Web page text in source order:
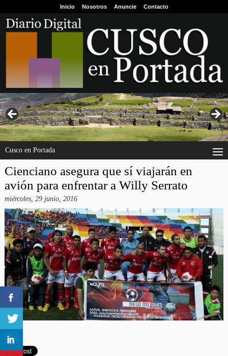
Inicio Nosotros Anuncie Contacto
Cusco en Portada
Cienciano asegura que sí viajarán en
avión para enfrentar a Willy Serrato
miércoles, 29 junio, 2016